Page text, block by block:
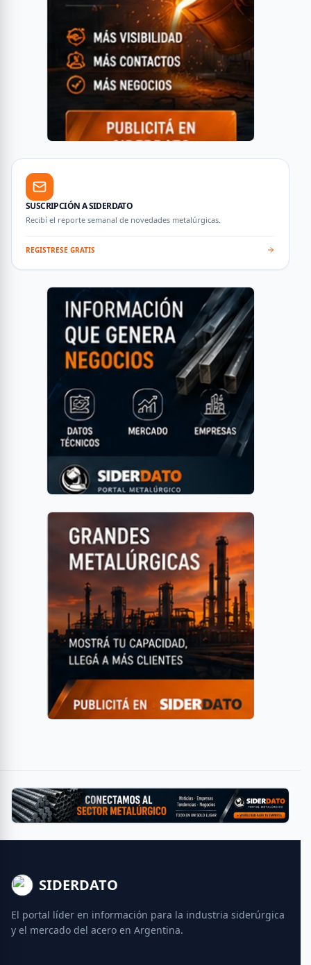
SUSCRIPCIÓN A SIDERDATO
Recibí el reporte semanal de novedades metalúrgicas.
REGISTRESE GRATIS
SIDERDATO
El portal líder en información para la industria siderúrgica
y el mercado del acero en Argentina.